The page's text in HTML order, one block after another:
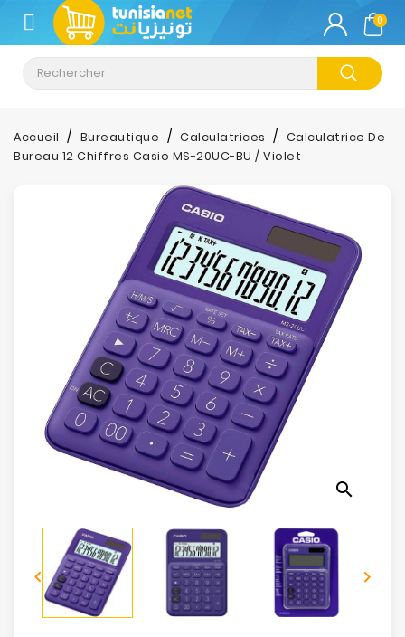
CATÉGORIE
Climatisation
Informatique
Photos
Electroménager
Bureautique
Sécurité
Mobilités
0
Accueil Bureautique Calculatrices
Calculatrice De
Bureau 12 Chiffres Casio MS-20UC-BU / Violet
search
 